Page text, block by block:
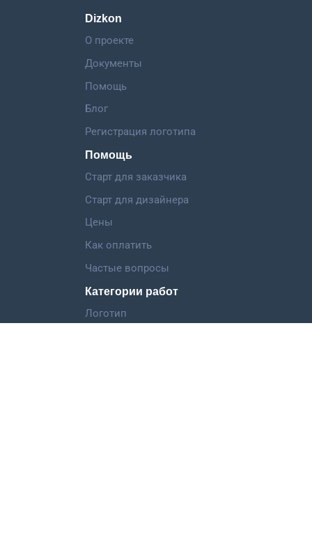
Dizkon
О проекте
Документы
Помощь
Блог
Регистрация логотипа
Помощь
Старт для заказчика
Старт для дизайнера
Цены
Как оплатить
Частые вопросы
Категории работ
Логотип